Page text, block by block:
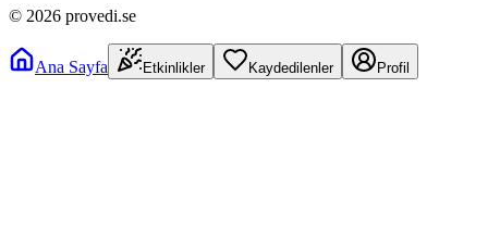
© 2026 provedi.se
Ana Sayfa Etkinlikler Kaydedilenler Profil